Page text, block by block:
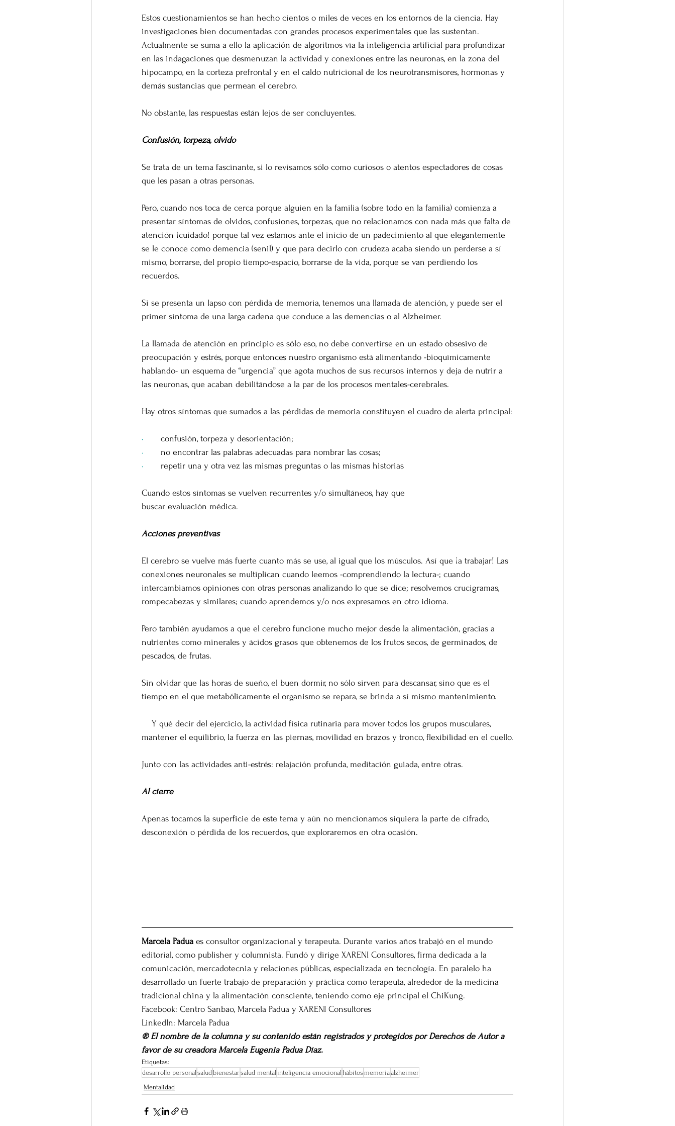
Estos cuestionamientos se han hecho cientos o miles de veces en los entornos de la ciencia. Hay
investigaciones bien documentadas con grandes procesos experimentales que las sustentan.
Actualmente se suma a ello la aplicación de algoritmos vía la inteligencia artificial para profundizar
en las indagaciones que desmenuzan la actividad y conexiones entre las neuronas, en la zona del
hipocampo, en la corteza prefrontal y en el caldo nutricional de los neurotransmisores, hormonas y
demás sustancias que permean el cerebro.
No obstante, las respuestas están lejos de ser concluyentes.
Confusión, torpeza, olvido
Se trata de un tema fascinante, si lo revisamos sólo como curiosos o atentos espectadores de cosas
que les pasan a otras personas.
Pero, cuando nos toca de cerca porque alguien en la familia (sobre todo en la familia) comienza a
presentar síntomas de olvidos, confusiones, torpezas, que no relacionamos con nada más que falta de
atención ¡cuidado! porque tal vez estamos ante el inicio de un padecimiento al que elegantemente
se le conoce como demencia (senil) y que para decirlo con crudeza acaba siendo un perderse a sí
mismo, borrarse, del propio tiempo-espacio, borrarse de la vida, porque se van perdiendo los
recuerdos.
Si se presenta un lapso con pérdida de memoria, tenemos una llamada de atención, y puede ser el
primer síntoma de una larga cadena que conduce a las demencias o al Alzheimer.
La llamada de atención en principio es sólo eso, no debe convertirse en un estado obsesivo de
preocupación y estrés, porque entonces nuestro organismo está alimentando -bioquímicamente
hablando- un esquema de “urgencia” que agota muchos de sus recursos internos y deja de nutrir a
las neuronas, que acaban debilitándose a la par de los procesos mentales-cerebrales.
Hay otros síntomas que sumados a las pérdidas de memoria constituyen el cuadro de alerta principal:
· confusión, torpeza y desorientación;
· no encontrar las palabras adecuadas para nombrar las cosas;
· repetir una y otra vez las mismas preguntas o las mismas historias
Cuando estos síntomas se vuelven recurrentes y/o simultáneos, hay que
buscar evaluación médica.
Acciones preventivas
El cerebro se vuelve más fuerte cuanto más se use, al igual que los músculos. Así que ¡a trabajar! Las
conexiones neuronales se multiplican cuando leemos -comprendiendo la lectura-; cuando
intercambiamos opiniones con otras personas analizando lo que se dice; resolvemos crucigramas,
rompecabezas y similares; cuando aprendemos y/o nos expresamos en otro idioma.
Pero también ayudamos a que el cerebro funcione mucho mejor desde la alimentación, gracias a
nutrientes como minerales y ácidos grasos que obtenemos de los frutos secos, de germinados, de
pescados, de frutas.
Sin olvidar que las horas de sueño, el buen dormir, no sólo sirven para descansar, sino que es el
tiempo en el que metabólicamente el organismo se repara, se brinda a sí mismo mantenimiento.
mantener el equilibrio, la fuerza en las piernas, movilidad en brazos y tronco, flexibilidad en el cuello.
Junto con las actividades anti-estrés: relajación profunda, meditación guiada, entre otras.
Al cierre
Apenas tocamos la superficie de este tema y aún no mencionamos siquiera la parte de cifrado,
desconexión o pérdida de los recuerdos, que exploraremos en otra ocasión.
Marcela Padua es consultor organizacional y terapeuta. Durante varios años trabajó en el mundo
editorial, como publisher y columnista. Fundó y dirige XARENI Consultores, firma dedicada a la
comunicación, mercadotecnia y relaciones públicas, especializada en tecnología. En paralelo ha
desarrollado un fuerte trabajo de preparación y práctica como terapeuta, alrededor de la medicina
tradicional china y la alimentación consciente, teniendo como eje principal el ChiKung.
Facebook: Centro Sanbao, Marcela Padua y XARENI Consultores
LinkedIn: Marcela Padua
® El nombre de la columna y su contenido están registrados y protegidos por Derechos de Autor a
favor de su creadora Marcela Eugenia Padua Díaz.
Etiquetas:
desarrollo personal salud bienestarsalud mental inteligencia emocional hábitos memoriaalzheimer
Mentalidad